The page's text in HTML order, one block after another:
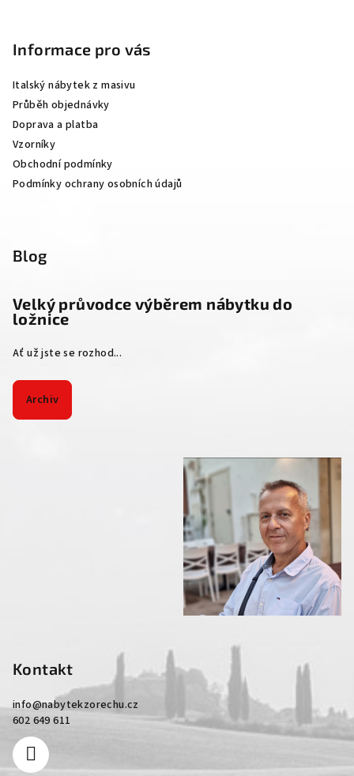
Informace pro vás
Italský nábytek z masivu
Průběh objednávky
Doprava a platba
Vzorníky
Obchodní podmínky
Podmínky ochrany osobních údajů
Blog
Velký průvodce výběrem nábytku do
ložnice
Ať už jste se rozhod...
Archiv
Kontakt
info@nabytekzorechu.cz
602 649 611